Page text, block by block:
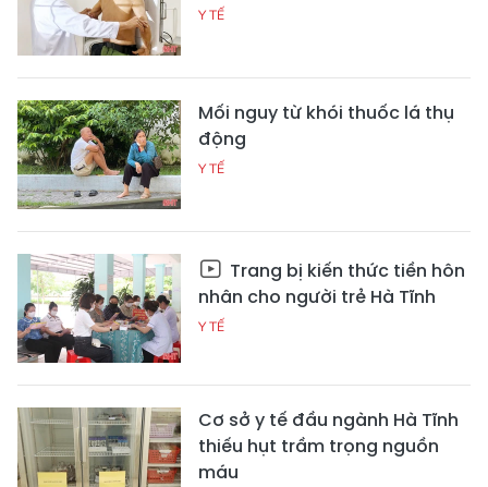
Y TẾ
Mối nguy từ khói thuốc lá thụ
động
Y TẾ
Trang bị kiến thức tiền hôn
nhân cho người trẻ Hà Tĩnh
Y TẾ
Cơ sở y tế đầu ngành Hà Tĩnh
thiếu hụt trầm trọng nguồn
máu